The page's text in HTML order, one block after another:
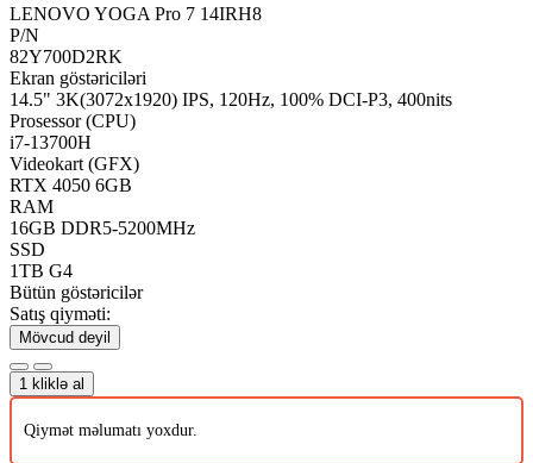
LENOVO YOGA Pro 7 14IRH8
P/N
82Y700D2RK
Ekran göstəriciləri
14.5" 3K(3072x1920) IPS, 120Hz, 100% DCI-P3, 400nits
Prosessor (CPU)
i7-13700H
Videokart (GFX)
RTX 4050 6GB
RAM
16GB DDR5-5200MHz
SSD
1TB G4
Bütün göstəricilər
Satış qiyməti:
Mövcud deyil
1 kliklə al
Qiymət məlumatı yoxdur.